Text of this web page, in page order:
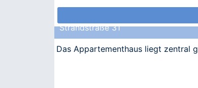
Strandstraße 31
Das Appartementhaus liegt zentral